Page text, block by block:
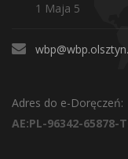
1 Maja 5
Adres do e-Doręczeń:
AE:PL-96342-65878-